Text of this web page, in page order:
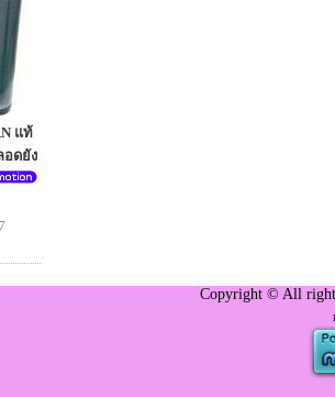
แท้
อดยัง
Copyright © All